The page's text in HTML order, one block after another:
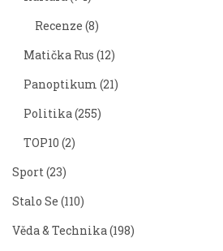
Recenze (8)
Matička Rus (12)
Panoptikum (21)
Politika(255)
TOP10 (2)
Sport(23)
Stalo Se (110)
Věda & Technika(198)